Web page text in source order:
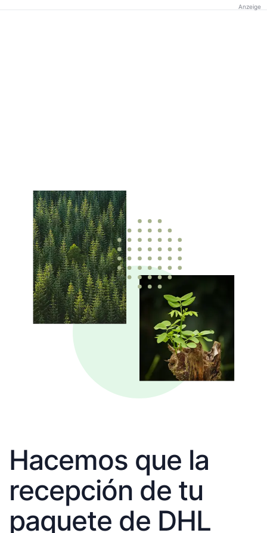
Anzeige
Hacemos que la
recepción de tu
paquete de DHL